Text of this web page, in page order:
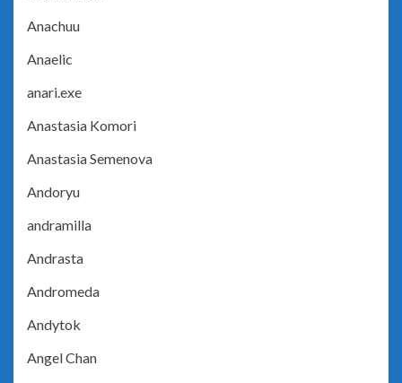
Anachuu
Anaelic
anari.exe
Anastasia Komori
Anastasia Semenova
Andoryu
andramilla
Andrasta
Andromeda
Andytok
Angel Chan